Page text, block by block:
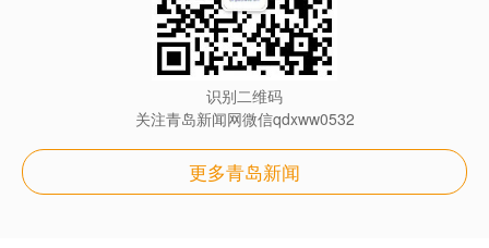
识别二维码
关注青岛新闻网微信qdxww0532
更多青岛新闻